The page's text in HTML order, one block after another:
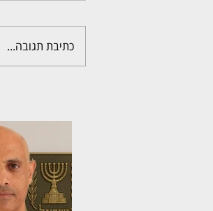
כתיבת תגובה...